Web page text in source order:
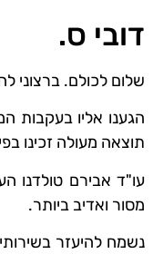
דובי ס.
שלום לכולם. ברצוני
הגענו אליו בעקבות
תוצאה מעולה זכינו
עו"ד אבירם טולדנו
מסור ואדיב ביותר.
נשמח להיעזר
font_download סמן קישורים